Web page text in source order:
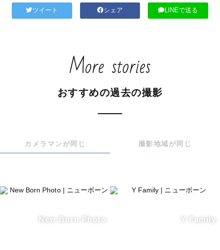
ツイート シェア LINEで送る
More stories
おすすめの過去の撮影
カメラマンが同じ 撮影地域が同じ
New Born Photo Y Family